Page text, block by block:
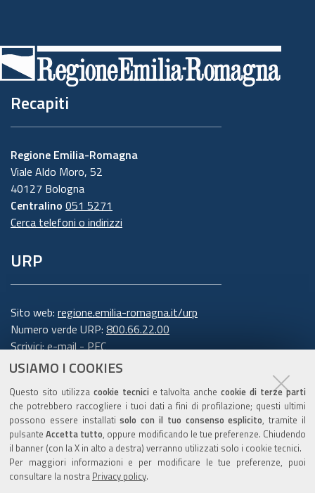
USIAMO I COOKIES
Questo sito utilizza cookie tecnici e talvolta anchecookie di terze parti
che potrebbero raccogliere i tuoi dati a fini di profilazione; questi ultimi
possono essere installatisolo con il tuo consenso esplicito, tramite il
pulsanteAccetta tutto, oppure modificando le tue preferenze. Chiudendo
il banner (con la X in alto a destra) verranno utilizzati solo i cookie tecnici.
Per maggiori informazioni e per modificare le tue preferenze, puoi
consultare la nostra Privacy policy.
Recapiti
Regione Emilia-Romagna
Viale Aldo Moro, 52
40127 Bologna
Centralino 051 5271
Cerca telefoni o indirizzi
URP
Sito web: regione.emilia-romagna.it/urp
Numero verde URP: 800.66.22.00
Scrivici:e-mail-PEC
Trasparenza
Amministrazione trasparente
Note legali e copyright
Privacy e cookie